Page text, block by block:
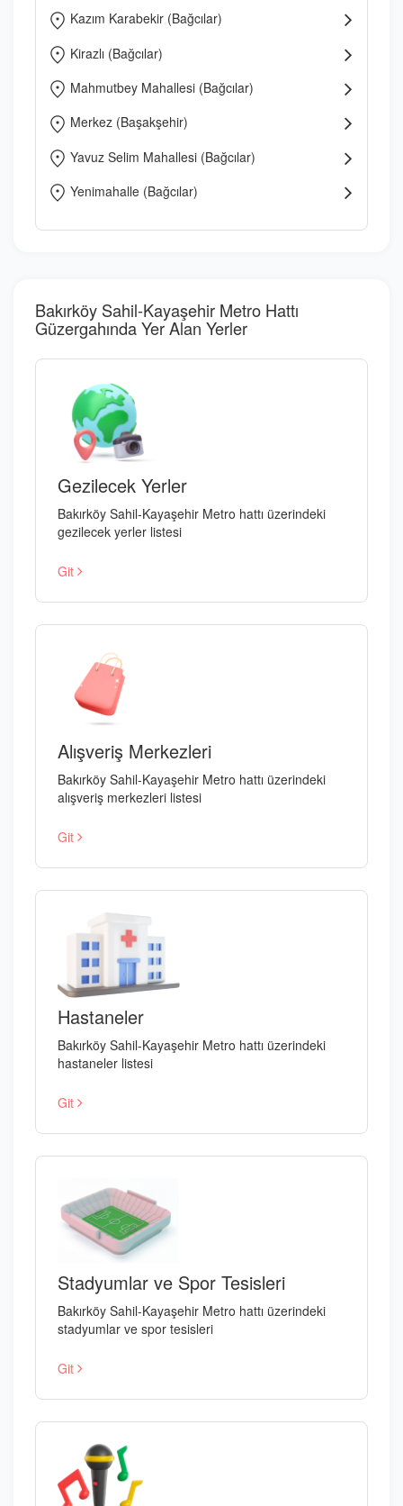
Kazım Karabekir (Bağcılar)
Kirazlı (Bağcılar)
Mahmutbey Mahallesi (Bağcılar)
Merkez (Başakşehir)
Yavuz Selim Mahallesi (Bağcılar)
Yenimahalle (Bağcılar)
Bakırköy Sahil-Kayaşehir Metro Hattı
Güzergahında Yer Alan Yerler
Gezilecek Yerler
Bakırköy Sahil-Kayaşehir Metro hattı üzerindeki
gezilecek yerler listesi
Git
Alışveriş Merkezleri
Bakırköy Sahil-Kayaşehir Metro hattı üzerindeki
alışveriş merkezleri listesi
Git
Hastaneler
Bakırköy Sahil-Kayaşehir Metro hattı üzerindeki
hastaneler listesi
Git
Stadyumlar ve Spor Tesisleri
Bakırköy Sahil-Kayaşehir Metro hattı üzerindeki
stadyumlar ve spor tesisleri
Git